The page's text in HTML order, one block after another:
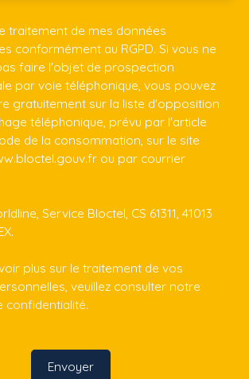
traitement de mes données
conformément au RGPD. Si vous ne
faire l'objet de prospection
par voie téléphonique, vous pouvez
gratuitement sur la liste d'opposition
téléphonique, prévu par l'article
de la consommation, sur le site
ou par courrier
Service Bloctel, CS 61311, 41013
plus sur le traitement de vos
veuillez consulter notre
confidentialité.
Envoyer